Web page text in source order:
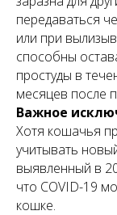
передаваться
или при
способны
простуды в
месяцев после
Важное
Хотя кошачья
учитывать
выявленный в
что COVID-19
кошке.